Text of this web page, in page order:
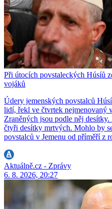
Při útocích povstaleckých Húsíů
vojáků
Údery jemenských povstalců
lidí, řekl ve čtvrtek nejmenovaný
Zraněných jsou podle něj
čtyři desítky mrtvých. Mohlo by
povstalců v Jemenu od příměří z
Aktuálně.cz - Zprávy
6. 8. 2026, 20:27